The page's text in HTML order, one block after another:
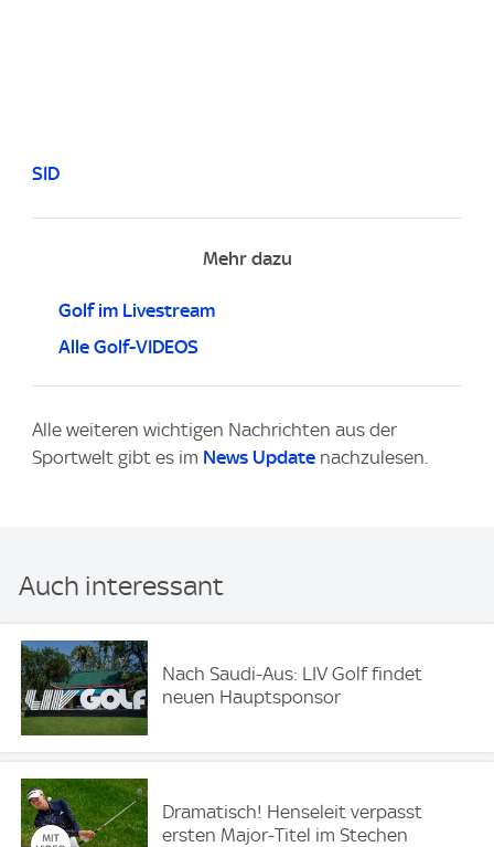
SID
Mehr dazu
Golf im Livestream
Alle Golf-VIDEOS
Alle weiteren wichtigen Nachrichten aus der
Sportwelt gibt es im News Update nachzulesen.
Auch interessant
Nach Saudi-Aus: LIV Golf findet
neuen Hauptsponsor
Dramatisch! Henseleit verpasst
ersten Major-Titel im Stechen